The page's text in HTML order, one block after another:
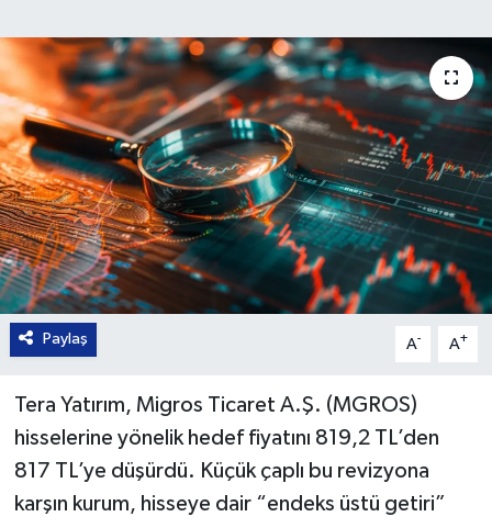
Paylaş A- A+
Tera Yatırım, Migros Ticaret A.Ş. (MGROS)
hisselerine yönelik hedef fiyatını 819,2 TL’den
817 TL’ye düşürdü. Küçük çaplı bu revizyona
karşın kurum, hisseye dair “endeks üstü getiri”